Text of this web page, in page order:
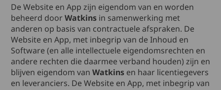
De Website en App zijn eigendom van en worden
beheerd doorWatkins in samenwerking met
anderen op basis van contractuele afspraken. De
Website en App, met inbegrip van de Inhoud en
Software (en alle intellectuele eigendomsrechten en
andere rechten die daarmee verband houden) zijn en
blijven eigendom van Watkins en haar licentiegevers
en leveranciers. De Website en App, met inbegrip van